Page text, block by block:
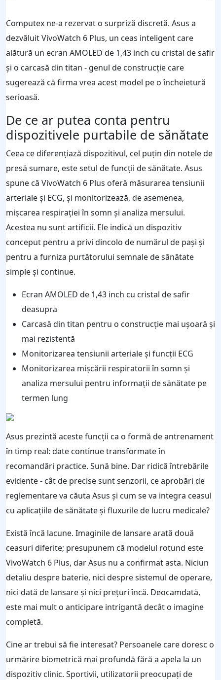
Computex ne-a rezervat o surpriză discretă. Asus a
dezvăluit VivoWatch 6 Plus, un ceas inteligent care
alătură un ecran AMOLED de 1,43 inch cu cristal de safir
și o carcasă din titan - genul de construcție care
sugerează că firma vrea acest model pe o încheietură
serioasă.
De ce ar putea conta pentru
dispozitivele purtabile de sănătate
Ceea ce diferențiază dispozitivul, cel puțin din notele de
presă sumare, este setul de funcții de sănătate. Asus
spune că VivoWatch 6 Plus oferă măsurarea tensiunii
arteriale și ECG, și monitorizează, de asemenea,
mișcarea respirației în somn și analiza mersului.
Acestea nu sunt artificii. Ele indică un dispozitiv
conceput pentru a privi dincolo de numărul de pași și
pentru a furniza purtătorului semnale de sănătate
simple și continue.
Ecran AMOLED de 1,43 inch cu cristal de safir
deasupra
Carcasă din titan pentru o construcție mai ușoară și
mai rezistentă
Monitorizarea tensiunii arteriale și funcții ECG
Monitorizarea mișcării respiratorii în somn și
analiza mersului pentru informații de sănătate pe
termen lung
Asus prezintă aceste funcții ca o formă de antrenament
în timp real: date continue transformate în
recomandări practice. Sună bine. Dar ridică întrebările
evidente - cât de precise sunt senzorii, ce aprobări de
reglementare va căuta Asus și cum se va integra ceasul
cu aplicațiile de sănătate și fluxurile de lucru medicale?
Există încă lacune. Imaginile de lansare arată două
ceasuri diferite; presupunem că modelul rotund este
VivoWatch 6 Plus, dar Asus nu a confirmat asta. Niciun
detaliu despre baterie, nici despre sistemul de operare,
nici dată de lansare și nici prețuri încă. Deocamdată,
este mai mult o anticipare intrigantă decât o imagine
completă.
Cine ar trebui să fie interesat? Persoanele care doresc o
urmărire biometrică mai profundă fără a apela la un
dispozitiv clinic. Sportivii, utilizatorii preocupați de